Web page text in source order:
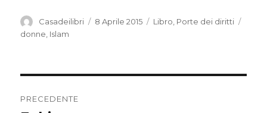
Autore
Casadeilibri
Pubblicato
8 Aprile 2015 Categorie
Libro Porte dei diritti
donne Islam
PRECEDENTE